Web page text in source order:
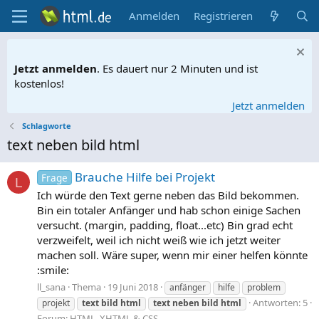
Anmelden Registrieren
Jetzt anmelden. Es dauert nur 2 Minuten und ist
kostenlos!
Jetzt anmelden
Schlagworte
text neben bild html
L Frage Brauche Hilfe bei Projekt
Ich würde den Text gerne neben das Bild bekommen.
Bin ein totaler Anfänger und hab schon einige Sachen
versucht. (margin, padding, float...etc) Bin grad echt
verzweifelt, weil ich nicht weiß wie ich jetzt weiter
machen soll. Wäre super, wenn mir einer helfen könnte
:smile:
ll_sana Thema 19 Juni 2018 anfänger hilfe
problem
projekt
text bild html text neben bild html
Antworten: 5